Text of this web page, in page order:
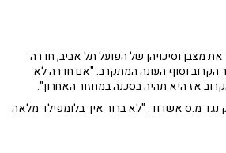
מצבן וסיכויהן של הפועל תל אביב, חדרה
הקרוב וסוף העונה המתקרב: "אם חדרה לא
אז היא תהיה בסכנה במחזור האחרון".
מ.ס אשדוד: "לא ברור איך בלומפילד מלאה